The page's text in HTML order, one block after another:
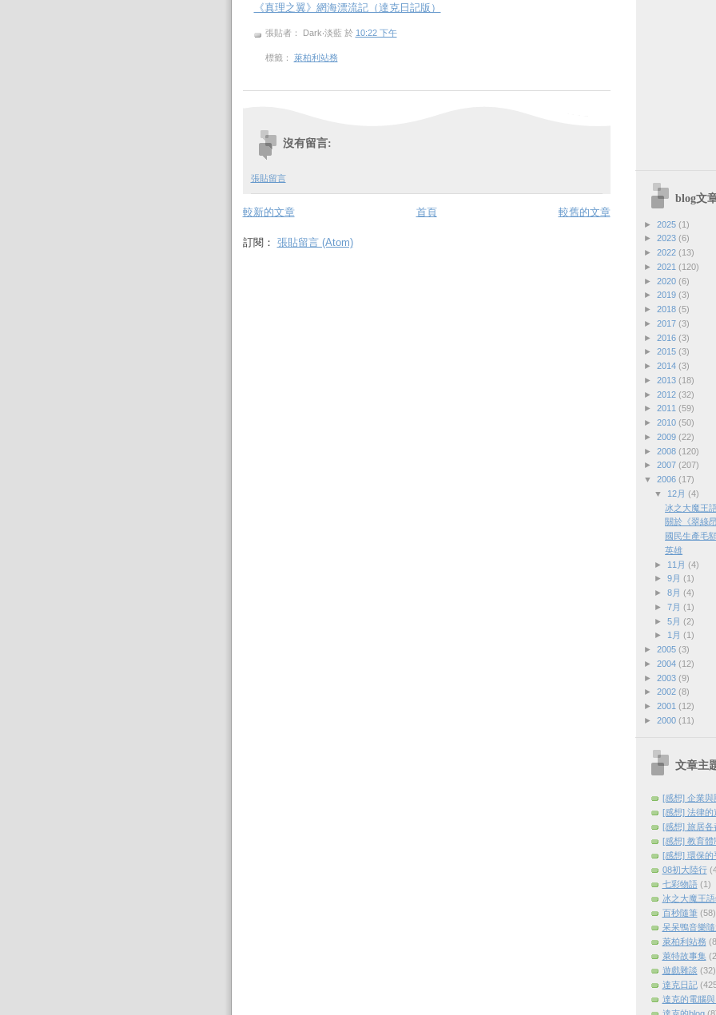
《真理之翼》網海漂流記（達克日記版）
張貼者： Dark‧淡藍 於 10:22 下午
標籤： 萊柏利站務
沒有留言:
張貼留言
較新的文章 較舊的文章
首頁
訂閱： 張貼留言 (Atom)
blog文
► 2025 (1)
► 2023 (6)
► 2022 (13)
► 2021 (120)
► 2020 (6)
► 2019 (3)
► 2018 (5)
► 2017 (3)
► 2016 (3)
► 2015 (3)
► 2014 (3)
► 2013 (18)
► 2012 (32)
► 2011 (59)
► 2010 (50)
► 2009 (22)
► 2008 (120)
► 2007 (207)
▼ 2006 (17)
▼
12月 (4)
冰之大魔王
關於《翠綠
國民生產毛
英雄
►
11月 (4)
► 9月 (1)
► 8月 (4)
► 7月 (1)
► 5月 (2)
►
1月 (1)
► 2005 (3)
► 2004 (12)
► 2003 (9)
► 2002 (8)
► 2001 (12)
► 2000 (11)
文章主
[感想] 企業與
[感想] 法律的
[感想] 旅居各
[感想] 教育體
[感想] 環保的
08初大陸行
七彩物語 (1)
冰之大魔王
百秒隨筆 (58)
呆呆鴨音樂隨
萊柏利站務
萊特故事集
遊戲雜談 (32)
達克日記
達克的電腦